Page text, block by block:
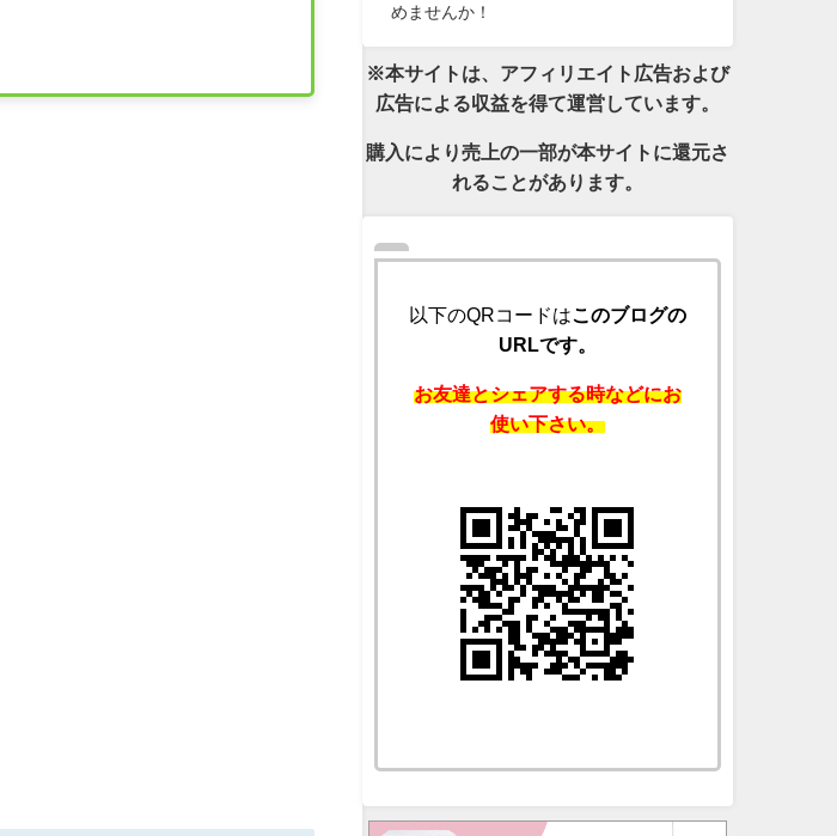
めませんか！
※本サイトは、アフィリエイト広告および
広告による収益を得て運営しています。
購入により売上の一部が本サイトに還元さ
れることがあります。
以下のQRコードはこのブログの
URLです。
お友達とシェアする時などにお
使い下さい。